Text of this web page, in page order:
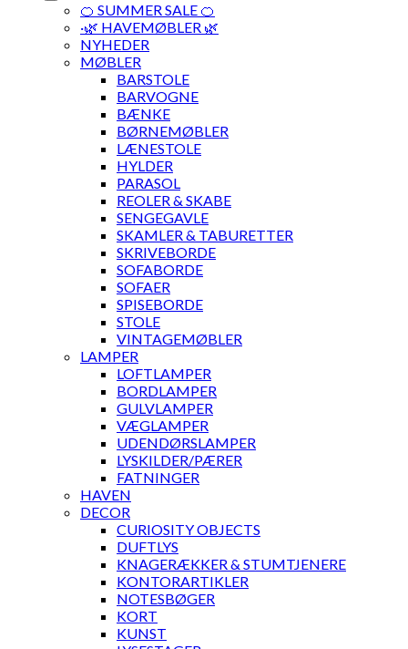
🍊 SUMMER SALE 🍊
·🌿 HAVEMØBLER 🌿
NYHEDER
MØBLER
BARSTOLE
BARVOGNE
BÆNKE
BØRNEMØBLER
LÆNESTOLE
HYLDER
PARASOL
REOLER & SKABE
SENGEGAVLE
SKAMLER & TABURETTER
SKRIVEBORDE
SOFABORDE
SOFAER
SPISEBORDE
STOLE
VINTAGEMØBLER
LAMPER
LOFTLAMPER
BORDLAMPER
GULVLAMPER
VÆGLAMPER
UDENDØRSLAMPER
LYSKILDER/PÆRER
FATNINGER
HAVEN
DECOR
CURIOSITY OBJECTS
DUFTLYS
KNAGERÆKKER & STUMTJENERE
KONTORARTIKLER
NOTESBØGER
KORT
KUNST